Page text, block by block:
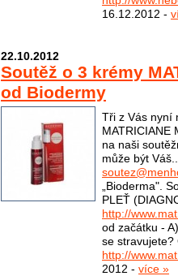
16.12.2012 -
22.10.2012
Soutěž o 3 krémy
od Biodermy
Tři z Vás nyní
MATRICIANE
na naši
může být
„Bioderma".
PLEŤ
http://
od začátku -
se stravujete?
http://
2012 - více »